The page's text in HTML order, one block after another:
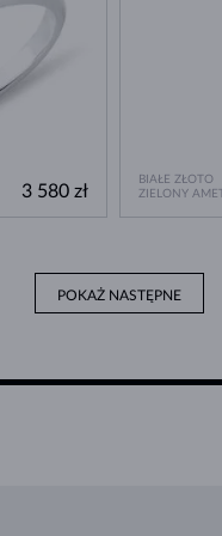
3 580 zł
BIAŁE ZŁOTO
ZIELONY
POKAŻ NASTĘPNE